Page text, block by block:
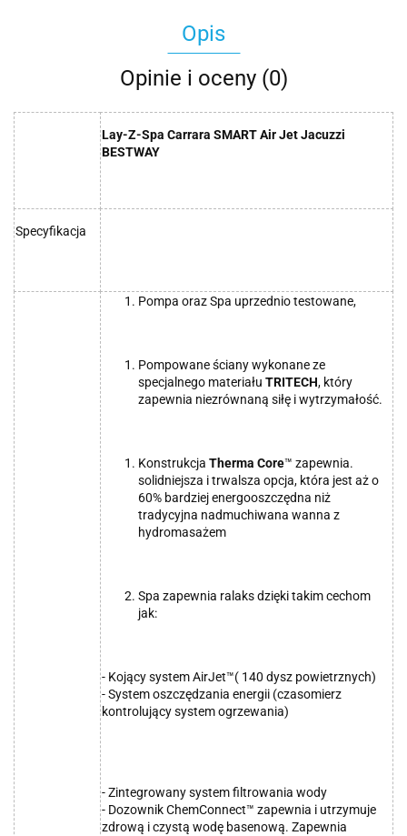
Opis
Opinie i oceny (0)
Lay-Z-Spa Carrara SMART Air Jet Jacuzzi
BESTWAY
Specyfikacja
Pompa oraz Spa uprzednio testowane,
Pompowane ściany wykonane ze
specjalnego materiału TRITECH, który
zapewnia niezrównaną siłę i wytrzymałość.
Konstrukcja Therma Core™ zapewnia.
solidniejsza i trwalsza opcja, która jest aż o
60% bardziej energooszczędna niż
tradycyjna nadmuchiwana wanna z
hydromasażem
Spa zapewnia ralaks dzięki takim cechom
jak:
- Kojący system AirJet™( 140 dysz powietrznych)
- System oszczędzania energii (czasomierz
kontrolujący system ogrzewania)
- Zintegrowany system filtrowania wody
- Dozownik ChemConnect™ zapewnia i utrzymuje
zdrową i czystą wodę basenową. Zapewnia